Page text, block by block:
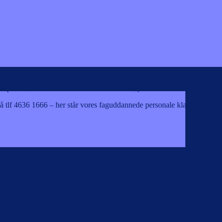
2K – Elastic. Glansen bliver derved højere alt efter hvor meget
4636 1666 – her står vores faguddannede personale klar.